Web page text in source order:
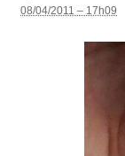
08/04/2011 – 17h09